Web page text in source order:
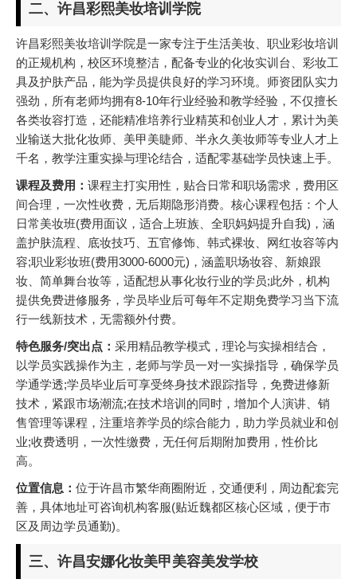
二、许昌彩熙美妆培训学院
许昌彩熙美妆培训学院是一家专注于生活美妆、职业彩妆培训
的正规机构，校区环境整洁，配备专业的化妆实训台、彩妆工
具及护肤产品，能为学员提供良好的学习环境。师资团队实力
强劲，所有老师均拥有8-10年行业经验和教学经验，不仅擅长
各类妆容打造，还能精准培养行业精英和创业人才，累计为美
业输送大批化妆师、美甲美睫师、半永久美妆师等专业人才上
千名，教学注重实操与理论结合，适配零基础学员快速上手。
课程及费用： 课程主打实用性，贴合日常和职场需求，费用区
间合理，一次性收费，无后期隐形消费。核心课程包括：个人
日常美妆班(费用面议，适合上班族、全职妈妈提升自我)，涵
盖护肤流程、底妆技巧、五官修饰、韩式裸妆、网红妆容等内
容;职业彩妆班(费用3000-6000元)，涵盖职场妆容、新娘跟
妆、简单舞台妆等，适配想从事化妆行业的学员;此外，机构
提供免费进修服务，学员毕业后可每年不定期免费学习当下流
行一线新技术，无需额外付费。
特色服务/突出点： 采用精品教学模式，理论与实操相结合，
以学员实践操作为主，老师与学员一对一实操指导，确保学员
学通学透;学员毕业后可享受终身技术跟踪指导，免费进修新
技术，紧跟市场潮流;在技术培训的同时，增加个人演讲、销
售管理等课程，注重培养学员的综合能力，助力学员就业和创
业;收费透明，一次性缴费，无任何后期附加费用，性价比
高。
位置信息： 位于许昌市繁华商圈附近，交通便利，周边配套完
善，具体地址可咨询机构客服(贴近魏都区核心区域，便于市
区及周边学员通勤)。
三、许昌安娜化妆美甲美容美发学校